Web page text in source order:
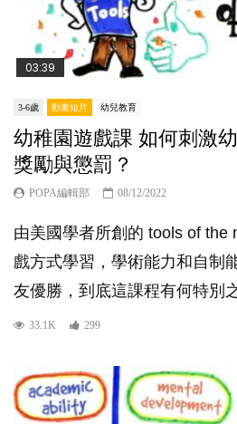
03:39
3-6歲 動畫短片 幼兒教育
幼稚園遊戲課 如何刺激
獎勵與懲罰？
POPA編輯部 08/12/2022
由美國學者所創的 tools of the
戲方式學習，學術能力和自制
友優勝，到底這課程有何特別
33.1K 299